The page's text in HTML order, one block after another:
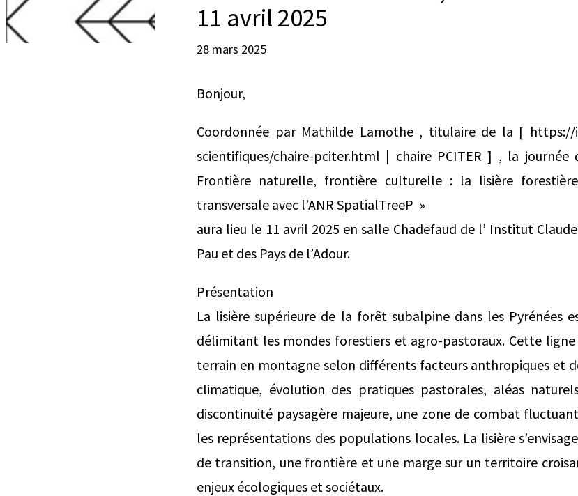
11 avril 2025
28 mars 2025
Bonjour,
Coordonnée par Mathilde Lamothe , titulaire de la [ https://
scientifiques/chaire-pciter.html | chaire PCITER ] , la journée
Frontière naturelle, frontière culturelle : la lisière
transversale avec l’ANR SpatialTreeP »
aura lieu le 11 avril 2025 en salle Chadefaud de l’ Institut
Pau et des Pays de l’Adour.
Présentation
La lisière supérieure de la forêt subalpine dans les Pyrénées
délimitant les mondes forestiers et agro-pastoraux. Cette
terrain en montagne selon différents facteurs anthropiques et
climatique, évolution des pratiques pastorales, aléas
discontinuité paysagère majeure, une zone de combat
les représentations des populations locales. La lisière
de transition, une frontière et une marge sur un territoire
enjeux écologiques et sociétaux.